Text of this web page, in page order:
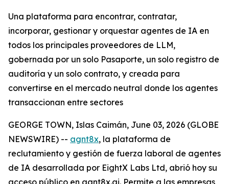
Una plataforma para encontrar, contratar,
incorporar, gestionar y orquestar agentes de IA en
todos los principales proveedores de LLM,
gobernada por un solo Pasaporte, un solo registro de
auditoría y un solo contrato, y creada para
convertirse en el mercado neutral donde los agentes
transaccionan entre sectores
GEORGE TOWN, Islas Caimán, June 03, 2026 (GLOBE
NEWSWIRE) -- agnt8x, la plataforma de
reclutamiento y gestión de fuerza laboral de agentes
de IA desarrollada por EightX Labs Ltd, abrió hoy su
acceso público en agnt8x.ai. Permite a las empresas